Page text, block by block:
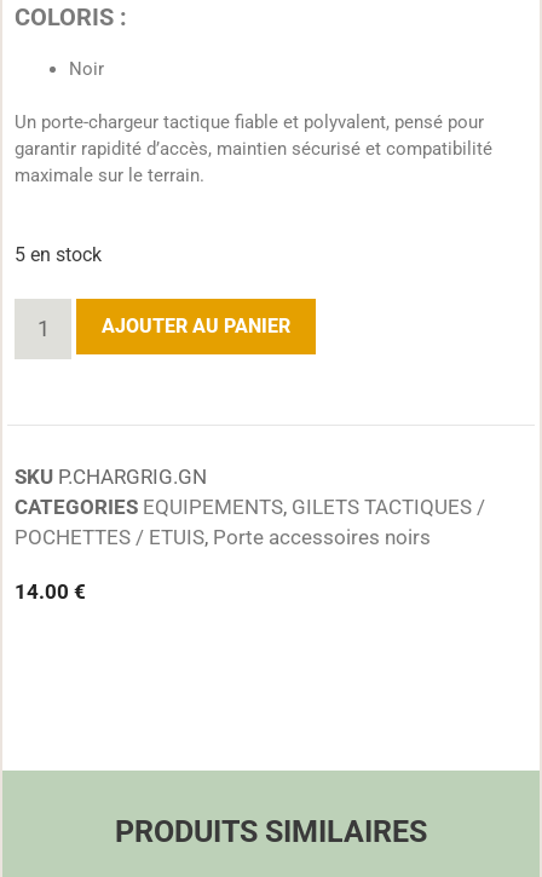
COLORIS :
Noir
Un porte-chargeur tactique fiable et polyvalent, pensé pour
garantir rapidité d’accès, maintien sécurisé et compatibilité
maximale sur le terrain.
5 en stock
AJOUTER AU PANIER
SKU P.CHARGRIG.GN
CATEGORIES EQUIPEMENTS, GILETS TACTIQUES /
POCHETTES / ETUIS, Porte accessoires noirs
14.00 €
PRODUITS SIMILAIRES